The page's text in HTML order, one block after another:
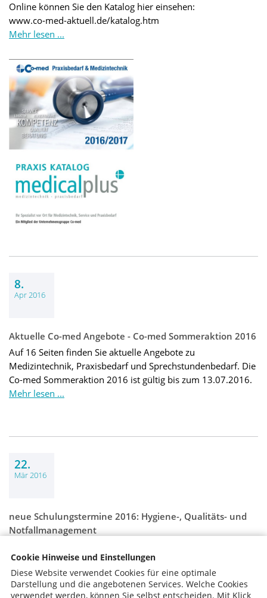
Cookie Hinweise und Einstellungen
Diese Website verwendet Cookies für eine optimale
Darstellung und die angebotenen Services. Welche Cookies
verwendet werden, können Sie selbst entscheiden. Mit Klick
Online können Sie den Katalog hier einsehen:
www.co-med-aktuell.de/katalog.htm
Mehr lesen ...
8.
Apr 2016
Aktuelle Co-med Angebote - Co-med Sommeraktion 2016
Auf 16 Seiten finden Sie aktuelle Angebote zu
Medizintechnik, Praxisbedarf und Sprechstundenbedarf. Die
Co-med Sommeraktion 2016 ist gültig bis zum 13.07.2016.
Mehr lesen ...
22.
Mär 2016
neue Schulungstermine 2016: Hygiene-, Qualitäts- und
Notfallmanagement
Hygiene-, Qualitäts- und Notfallmanagement für Ärzte und
Medizinische Fachangestellte.
Mehr lesen ...